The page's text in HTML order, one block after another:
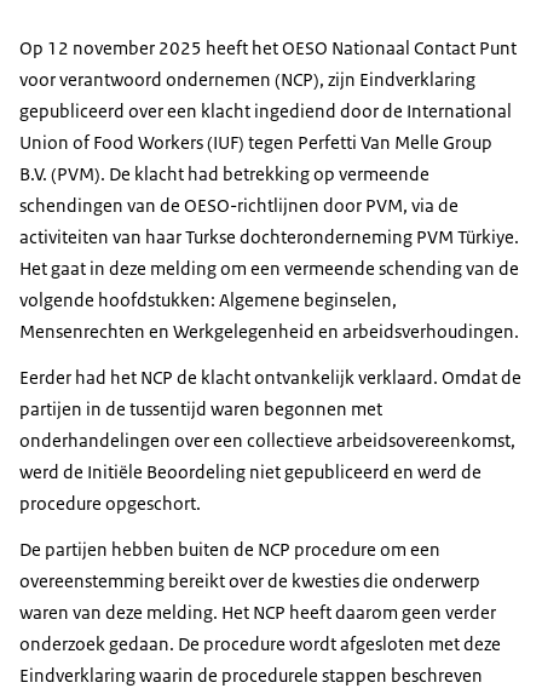
Op 12 november 2025 heeft het OESO Nationaal Contact Punt
voor verantwoord ondernemen (NCP), zijn Eindverklaring
gepubliceerd over een klacht ingediend door de International
Union of Food Workers (IUF) tegen Perfetti Van Melle Group
B.V. (PVM). De klacht had betrekking op vermeende
schendingen van de OESO-richtlijnen door PVM, via de
activiteiten van haar Turkse dochteronderneming PVM Türkiye.
Het gaat in deze melding om een vermeende schending van de
volgende hoofdstukken: Algemene beginselen,
Mensenrechten en Werkgelegenheid en arbeidsverhoudingen.
Eerder had het NCP de klacht ontvankelijk verklaard. Omdat de
partijen in de tussentijd waren begonnen met
onderhandelingen over een collectieve arbeidsovereenkomst,
werd de Initiële Beoordeling niet gepubliceerd en werd de
procedure opgeschort.
De partijen hebben buiten de NCP procedure om een
overeenstemming bereikt over de kwesties die onderwerp
waren van deze melding. Het NCP heeft daarom geen verder
onderzoek gedaan. De procedure wordt afgesloten met deze
Eindverklaring waarin de procedurele stappen beschreven